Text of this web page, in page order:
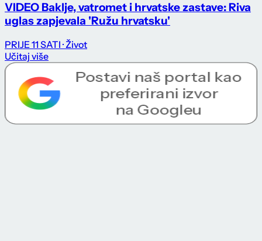
VIDEO Baklje, vatromet i hrvatske zastave: Riva
uglas zapjevala 'Ružu hrvatsku'
PRIJE 11 SATI · Život
Učitaj više